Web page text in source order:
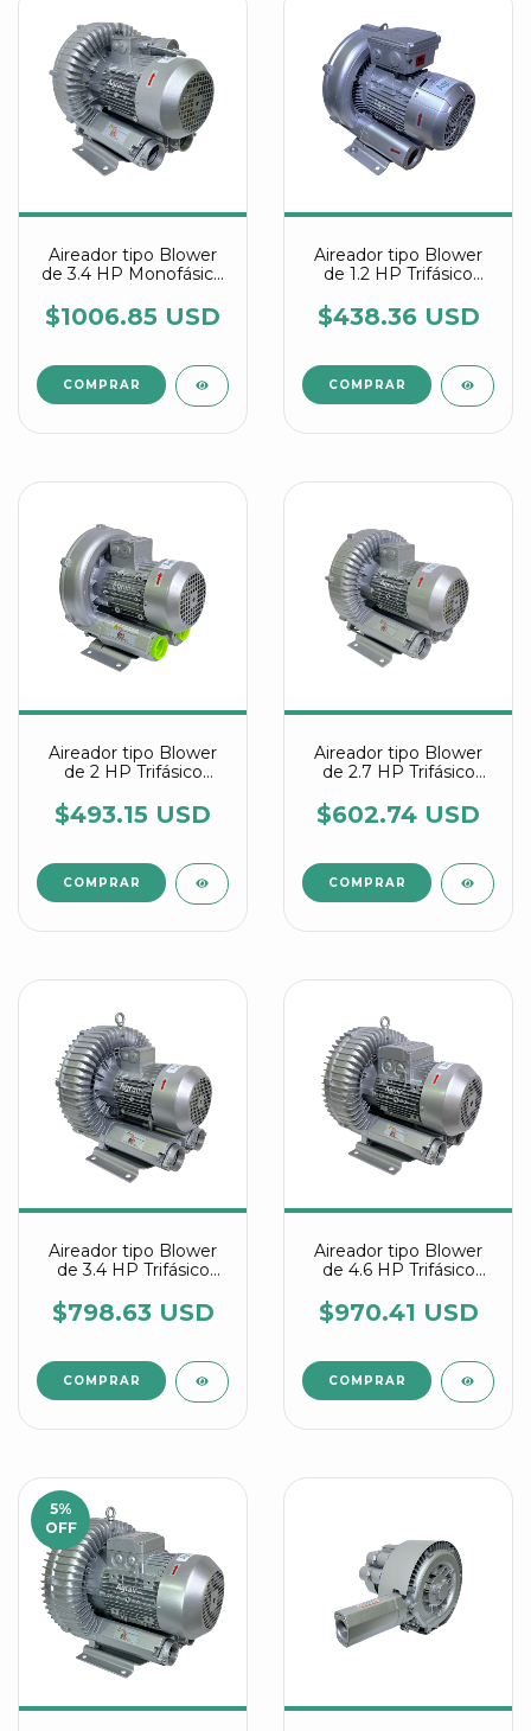
Aireador tipo Blower
de 3.4 HP Monofásico
7AA11
$1006.85 USD
Aireador tipo Blower
de 1.2 HP Trifásico
1A916 IE3
$438.36 USD
Aireador tipo Blower
de 2 HP Trifásico
7AW26
$493.15 USD
Aireador tipo Blower
de 2.7 HP Trifásico
7AW26
$602.74 USD
Aireador tipo Blower
de 3.4 HP Trifásico
7AW16
$798.63 USD
Aireador tipo Blower
de 4.6 HP Trifásico
7AW26
$970.41 USD
5%
OFF